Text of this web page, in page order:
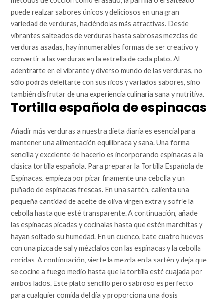
puede realzar sabores únicos y deliciosos en una gran
variedad de verduras, haciéndolas más atractivas. Desde
vibrantes salteados de verduras hasta sabrosas mezclas de
verduras asadas, hay innumerables formas de ser creativo y
convertir a las verduras en la estrella de cada plato. Al
adentrarte en el vibrante y diverso mundo de las verduras, no
sólo podrás deleitarte con sus ricos y variados sabores, sino
también disfrutar de una experiencia culinaria sana y nutritiva.
Tortilla española de espinacas
Añadir más verduras a nuestra dieta diaria es esencial para
mantener una alimentación equilibrada y sana. Una forma
sencilla y excelente de hacerlo es incorporando espinacas a la
clásica tortilla española. Para preparar la Tortilla Española de
Espinacas, empieza por picar finamente una cebolla y un
puñado de espinacas frescas. En una sartén, calienta una
pequeña cantidad de aceite de oliva virgen extra y sofríe la
cebolla hasta que esté transparente. A continuación, añade
las espinacas picadas y cocínalas hasta que estén marchitas y
hayan soltado su humedad. En un cuenco, bate cuatro huevos
con una pizca de sal y mézclalos con las espinacas y la cebolla
cocidas. A continuación, vierte la mezcla en la sartén y deja que
se cocine a fuego medio hasta que la tortilla esté cuajada por
ambos lados. Este plato sencillo pero sabroso es perfecto
para cualquier comida del día y proporciona una dosis